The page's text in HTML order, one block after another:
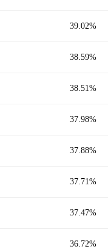
39.02%
38.59%
38.51%
37.98%
37.88%
37.71%
37.47%
36.72%